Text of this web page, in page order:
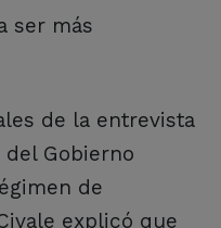
ser más
de la entrevista
Gobierno
de
explicó que